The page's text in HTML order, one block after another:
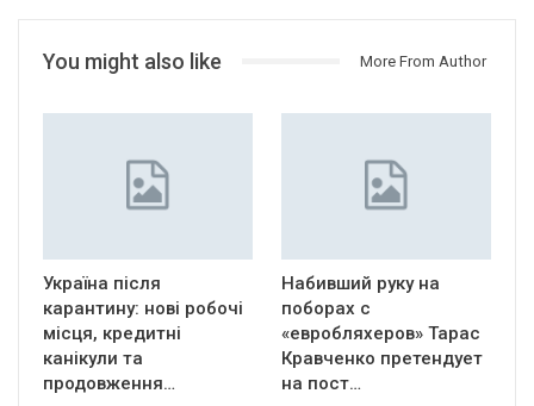
You might also like More From Author
Україна після
карантину: нові робочі
місця, кредитні
канікули та
продовження…
Набивший руку на
поборах с
«евробляхеров» Тарас
Кравченко претендует
на пост…